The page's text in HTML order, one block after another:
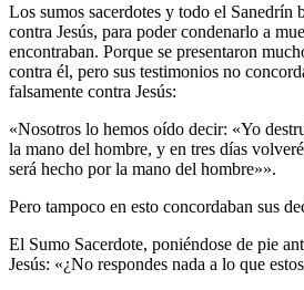
Los sumos sacerdotes y todo el Sanedrín
contra Jesús, para poder condenarlo a
encontraban. Porque se presentaron
contra él, pero sus testimonios no
falsamente contra Jesús:
«Nosotros lo hemos oído decir: «Yo
la mano del hombre, y en tres días
será hecho por la mano del hombre»».
Pero tampoco en esto concordaban sus
El Sumo Sacerdote, poniéndose de pie
Jesús: «¿No respondes nada a lo que